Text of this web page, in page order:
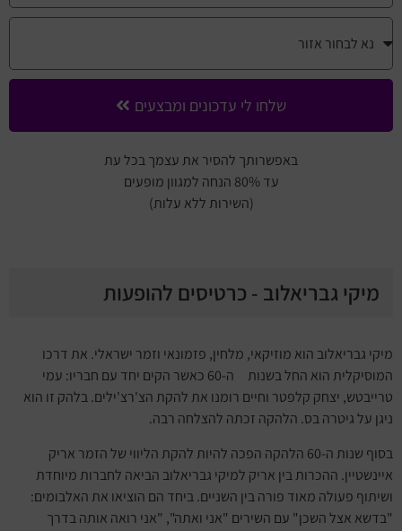
שלחו לי עדכונים ומבצעים
באפשרותך להסיר את עצמך בכל עת
עד 80% הנחה למגוון מופעים
(השירות ללא עלות)
מיקי גבריאלוב - כרטיסים להופעות
מיקי גבריאלוב הוא מוזיקאי, מלחין, פזמונאי וזמר ישראלי. את דרכו
המוסיקלית הוא החל בשנות ה-60 כאשר הקים יחד עם חבריו: עמי
טרייבטש, יצחק קלפטר וחיים רומנו את להקת הצ'רצ'ילים. בלהק זו הוא
ניגן על גיטרה בס. הלהקה זכתה להצלחה רבה.
בסוף שנות ה-60 הלהקה הפכה להיות להקת הליווי של הזמר אריק
איינשטיין. ההכרות בין אריק למיקי גבריאלוב הביאה לחברות מיוחדת
ושיתוף פעולה מאוד פורה בין השניים. ביחד הם הוציאו את האלבומים:
"בדשא אצל השכן" עם השירים "אני ואתה", "אני רואה אותה בדרך